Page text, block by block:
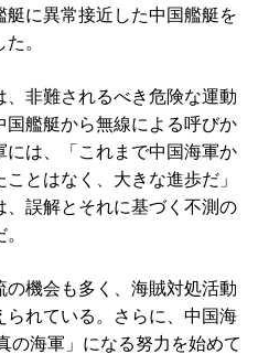
艇に異常接近した中国艦艇を
。
非難されるべき危険な運動
艦艇から無線による呼びか
は、「これまで中国海軍か
とはなく、大きな進歩だ」
、誤解とそれに基づく不測の
機会も多く、海賊対処活動
れている。さらに、中国海
の海軍」になる努力を始めて